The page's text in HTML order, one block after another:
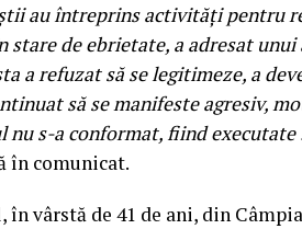
au întreprins activităţi pentru
stare de ebrietate, a adresat
a refuzat să se legitimeze, a
să se manifeste agresiv,
nu s-a conformat, fiind
în comunicat.
vârstă de 41 de ani, din